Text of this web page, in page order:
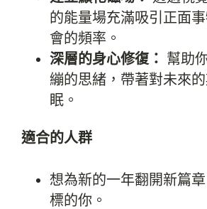
的能量場充滿吸引正面
會的頻率。
深層的身心修復： 幫助
繃的思緒，帶著對未來
眠。
適合的人群
想為新的一年翻開新篇
標的你。